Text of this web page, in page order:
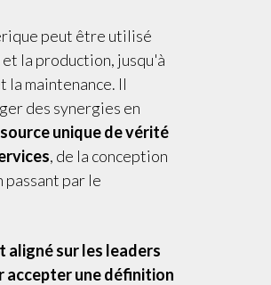
peut être utilisé
la production, jusqu'à
la maintenance. Il
des synergies en
unique de vérité
, de la conception
passant par le
sur les leaders
accepter une définition